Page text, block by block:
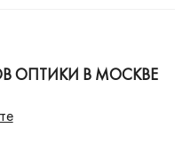
ОПТИКИ В МОСКВЕ